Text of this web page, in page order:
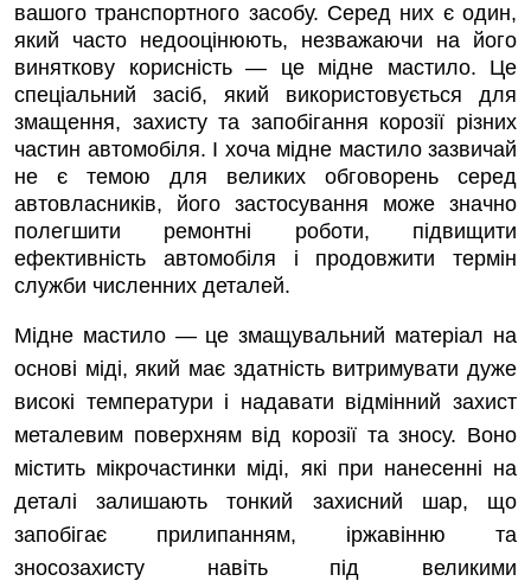
вашого транспортного засобу. Серед них є один,
який часто недооцінюють, незважаючи на його
виняткову корисність — це мідне мастило. Це
спеціальний засіб, який використовується для
змащення, захисту та запобігання корозії різних
частин автомобіля. І хоча мідне мастило зазвичай
не є темою для великих обговорень серед
автовласників, його застосування може значно
полегшити ремонтні роботи, підвищити
ефективність автомобіля і продовжити термін
служби численних деталей.
Мідне мастило — це змащувальний матеріал на
основі міді, який має здатність витримувати дуже
високі температури і надавати відмінний захист
металевим поверхням від корозії та зносу. Воно
містить мікрочастинки міді, які при нанесенні на
деталі залишають тонкий захисний шар, що
запобігає прилипанням, іржавінню та
зносозахисту навіть під великими